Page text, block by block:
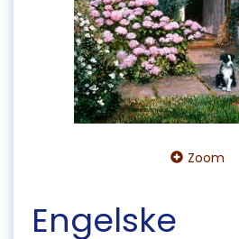
Zoom
Engelske